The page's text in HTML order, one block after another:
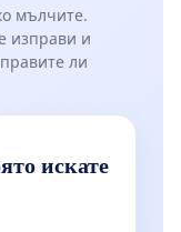
мълчите.
изправи и
ли
искате